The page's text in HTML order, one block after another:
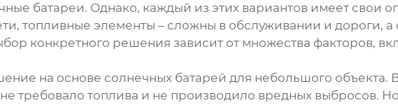
батареи. Однако, каждый из этих вариантов имеет свои
топливные элементы – сложны в обслуживании и дороги,
конкретного решения зависит от множества факторов,
на основе солнечных батарей для небольшого объекта. В
требовало топлива и не производило вредных выбросов.